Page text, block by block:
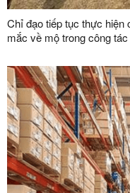
Chỉ đạo tiếp tục thực hiện
mắc về mộ trong công